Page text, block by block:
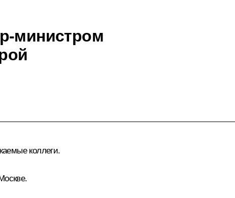
министром
коллеги.